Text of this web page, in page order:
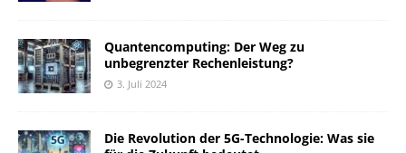
Quantencomputing: Der Weg zu
unbegrenzter Rechenleistung?
3. Juli 2024
Die Revolution der 5G-Technologie: Was sie